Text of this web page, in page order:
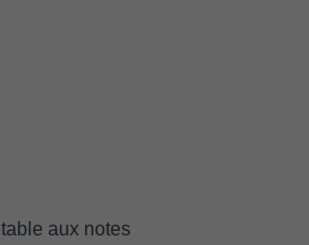
aux notes